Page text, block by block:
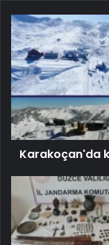
Karakoçan'da